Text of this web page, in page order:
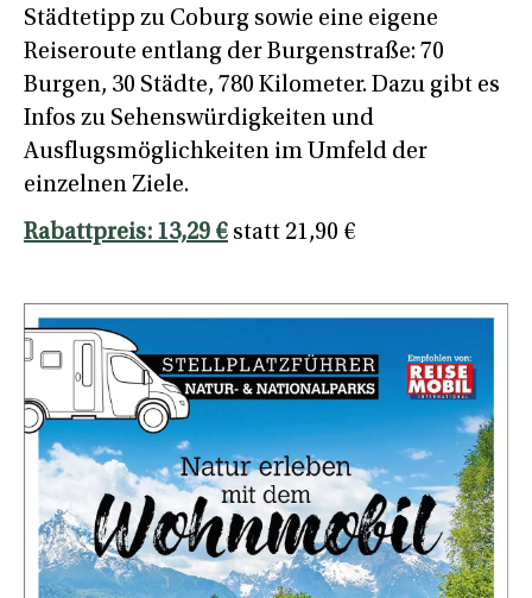
Städtetipp zu Coburg sowie eine eigene
Reiseroute entlang der Burgenstraße: 70
Burgen, 30 Städte, 780 Kilometer. Dazu gibt es
Infos zu Sehenswürdigkeiten und
Ausflugsmöglichkeiten im Umfeld der
einzelnen Ziele.
Rabattpreis: 13,29 € statt 21,90 €